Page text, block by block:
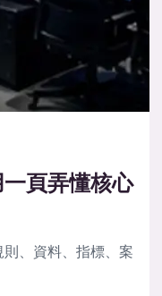
頁弄懂核心
、資料、指標、案